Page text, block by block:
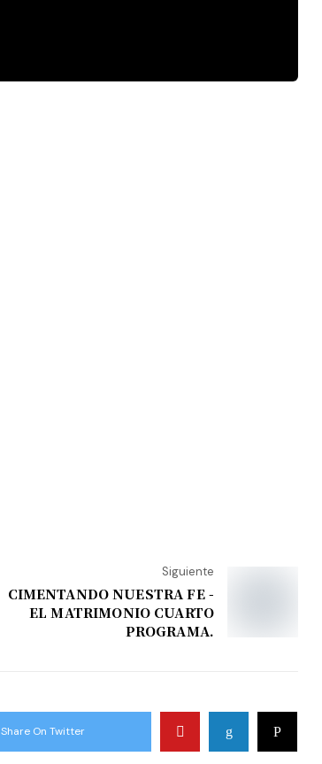
Siguiente
CIMENTANDO NUESTRA FE -
EL MATRIMONIO CUARTO
PROGRAMA.
Share On Twitter